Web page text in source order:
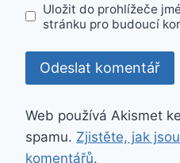
Uložit do prohlížeče
stránku pro budoucí
Web používá Akismet
spamu. Zjistěte, jak
komentářů.